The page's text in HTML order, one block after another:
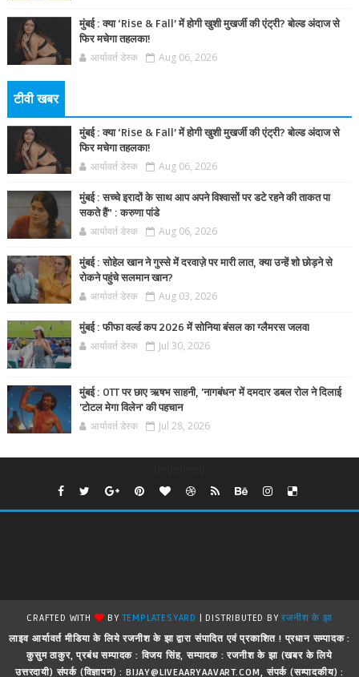
मुंबई : क्या ‘Rise & Fall’ में होगी खुशी मुखर्जी की एंट्री? बोल्ड अंदाज से
फिर मचेगा तहलका!
आर्यावर्त डेस्क Aug 06, 2026
टीवी खबर
मुंबई : क्या ‘Rise & Fall’ में होगी खुशी मुखर्जी की एंट्री? बोल्ड अंदाज से
फिर मचेगा तहलका!
आर्यावर्त डेस्क Aug 06, 2026
मुंबई : सच्चे इरादों के साथ आप अपने विश्वासों पर डटे रहने की ताकत पा
सकते हैं” : करुणा पांडे
आर्यावर्त डेस्क Aug 06, 2026
मुंबई : सोहेल खान ने गुस्से में दरवाज़े पर मारी लात, क्या उन्हें शो छोड़ने से
रोकने पहुंचे सलमान खान?
आर्यावर्त डेस्क Aug 03, 2026
मुंबई : फीफा वर्ल्ड कप 2026 में सोनिया बंसल का ग्लैमरस जलवा
आर्यावर्त डेस्क Jul 30, 2026
मुंबई : OTT पर छाए ऋषभ साहनी, 'नागबंधन' में दमदार डबल रोल ने दिलाई
'टोटल मेगा विलेन' की पहचान
आर्यावर्त डेस्क Jul 28, 2026
CRAFTED WITH BYTEMPLATESYARD | DISTRIBUTED BYरजनीश के झा
लाइव आर्यावर्त मीडिया के लिये रजनीश के झा द्वारा संपादित एवं प्रकाशित ! प्रधान सम्पादक :
कुसुम ठाकुर, प्रबंध सम्पादक : विजय सिंह, सम्पादक : रजनीश के झा (खबर के लिये
उत्तरदायी) संपर्क (विज्ञापन) : BIJAY@LIVEAARYAAVART.COM, संपर्क (सम्पादकीय) :